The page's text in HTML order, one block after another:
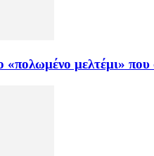
«πολωμένο μελτέμι»